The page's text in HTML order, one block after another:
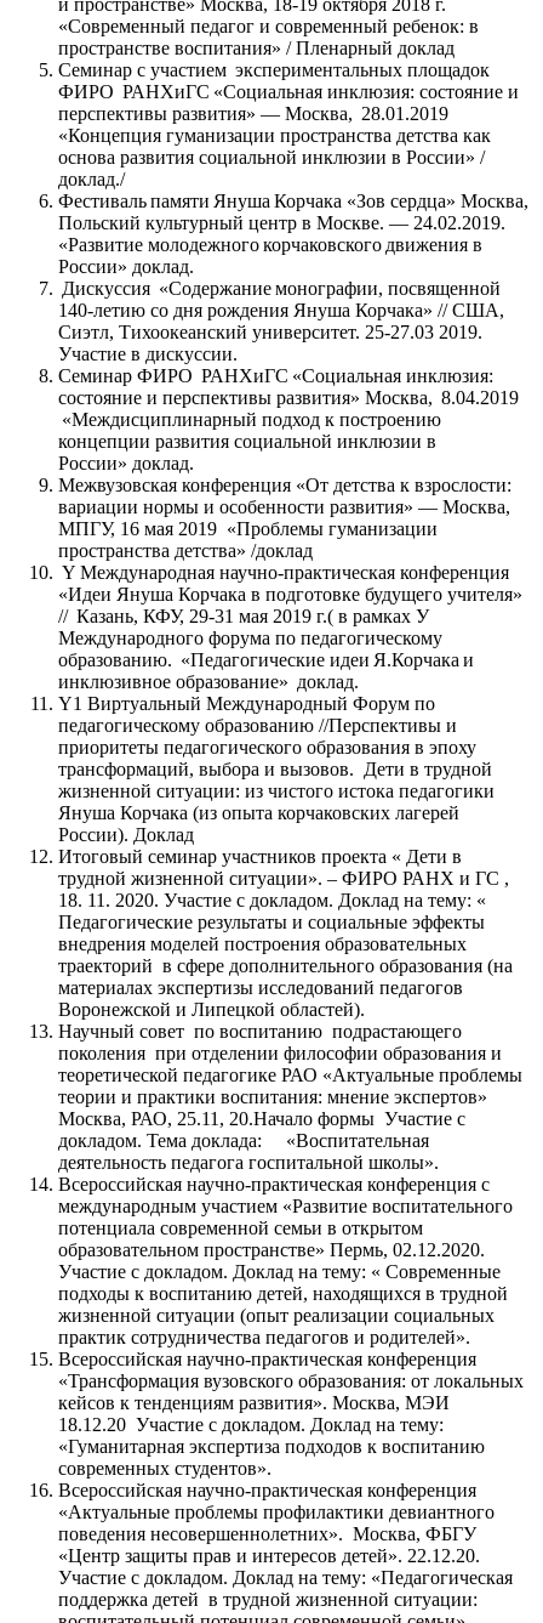
«Современный педагог и современный ребенок: в
пространстве воспитания» / Пленарный доклад
Семинар с участием экспериментальных площадок
ФИРО РАНХиГС «Социальная инклюзия: состояние и
перспективы развития» — Москва, 28.01.2019
«Концепция гуманизации пространства детства как
основа развития социальной инклюзии в России» /
доклад./
Фестиваль памяти Януша Корчака «Зов сердца» Москва,
Польский культурный центр в Москве. — 24.02.2019.
«Развитие молодежного корчаковского движения в
России» доклад.
Дискуссия «Содержание монографии, посвященной
140-летию со дня рождения Януша Корчака» // США,
Сиэтл, Тихоокеанский университет. 25-27.03 2019.
Участие в дискуссии.
Семинар ФИРО РАНХиГС «Социальная инклюзия:
состояние и перспективы развития» Москва, 8.04.2019
«Междисциплинарный подход к построению
концепции развития социальной инклюзии в
России» доклад.
Межвузовская конференция «От детства к взрослости:
вариации нормы и особенности развития» — Москва,
МПГУ, 16 мая 2019 «Проблемы гуманизации
пространства детства» /доклад
Y Международная научно-практическая конференция
«Идеи Януша Корчака в подготовке будущего учителя»
// Казань, КФУ, 29-31 мая 2019 г.( в рамках У
Международного форума по педагогическому
образованию. «Педагогические идеи Я.Корчака и
инклюзивное образование» доклад.
Y1 Виртуальный Международный Форум по
педагогическому образованию //Перспективы и
приоритеты педагогического образования в эпоху
трансформаций, выбора и вызовов. Дети в трудной
жизненной ситуации: из чистого истока педагогики
Януша Корчака (из опыта корчаковских лагерей
России). Доклад
Итоговый семинар участников проекта « Дети в
трудной жизненной ситуации». – ФИРО РАНХ и ГС ,
18. 11. 2020. Участие с докладом. Доклад на тему: «
Педагогические результаты и социальные эффекты
внедрения моделей построения образовательных
траекторий в сфере дополнительного образования (на
материалах экспертизы исследований педагогов
Воронежской и Липецкой областей).
Научный совет по воспитанию подрастающего
поколения при отделении философии образования и
теоретической педагогике РАО «Актуальные проблемы
теории и практики воспитания: мнение экспертов»
Москва, РАО, 25.11, 20.Начало формы Участие с
докладом. Тема доклада: «Воспитательная
деятельность педагога госпитальной школы».
Всероссийская научно-практическая конференция с
международным участием «Развитие воспитательного
потенциала современной семьи в открытом
образовательном пространстве» Пермь, 02.12.2020.
Участие с докладом. Доклад на тему: « Современные
подходы к воспитанию детей, находящихся в трудной
жизненной ситуации (опыт реализации социальных
практик сотрудничества педагогов и родителей».
Всероссийская научно-практическая конференция
«Трансформация вузовского образования: от локальных
кейсов к тенденциям развития». Москва, МЭИ
18.12.20 Участие с докладом. Доклад на тему:
«Гуманитарная экспертиза подходов к воспитанию
современных студентов».
Всероссийская научно-практическая конференция
«Актуальные проблемы профилактики девиантного
поведения несовершеннолетних». Москва, ФБГУ
«Центр защиты прав и интересов детей». 22.12.20.
Участие с докладом. Доклад на тему: «Педагогическая
поддержка детей в трудной жизненной ситуации: